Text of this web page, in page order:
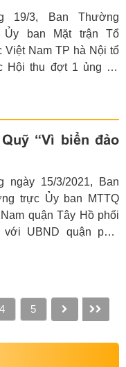
ủng hộ Quỹ “Vì biển,
Nam” năm 2021.
19/3, Ban Thường
Ủy ban Mặt trận Tổ
Việt Nam TP hà Nội tổ
Hội thu đợt 1 ủng hộ
UVBTV Thành
tịch Ủy ban MTTQ
Nam TP Hà Nội chủ trì
“Vì biển đảo
ngày 15/3/2021, Ban
trực Ủy ban MTTQ
quận Tây Hồ phối
với UBND quận phát
2021.
4 5